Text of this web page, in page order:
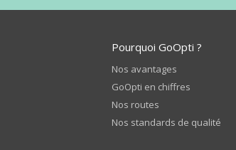
Pourquoi GoOpti ?
Nos avantages
GoOpti en chiffres
Nos routes
Nos standards de qualité